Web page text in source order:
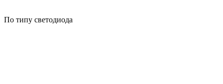
По типу светодиода